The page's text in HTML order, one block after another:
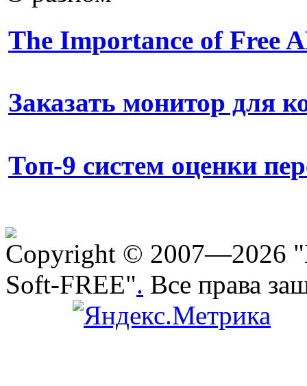
The Importance of Free
Заказать монитор для
Топ-9 систем оценки
Copyright © 2007—2026
Soft-FREE". Все права